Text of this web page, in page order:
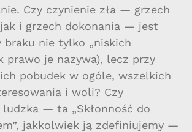
Czy czynienie zła — grzech
i grzech dokonania — jest
braku nie tylko „niskich
prawo je nazywa), lecz przy
pobudek w ogóle, wszelkich
i woli? Czy
— ta „Skłonność do
jakkolwiek ją zdefiniujemy —